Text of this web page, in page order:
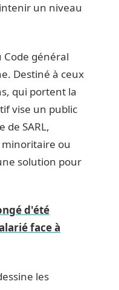
un niveau
Code général
Destiné à ceux
qui portent la
vise un public
de SARL,
minoritaire ou
solution pour
d'été
face à
les